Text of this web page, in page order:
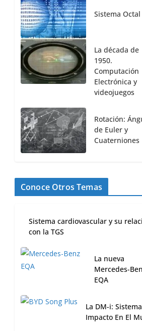
modelos 3D
Sistema Octal
La década de
1950.
Computación
Electrónica y
videojuegos
Rotación:
de Euler y
Cuaterniones
Conoce Otros Temas
Sistema cardiovascular y su
con la TGS
La nueva
Mercedes-
EQA
La DM-i:
Impacto En El